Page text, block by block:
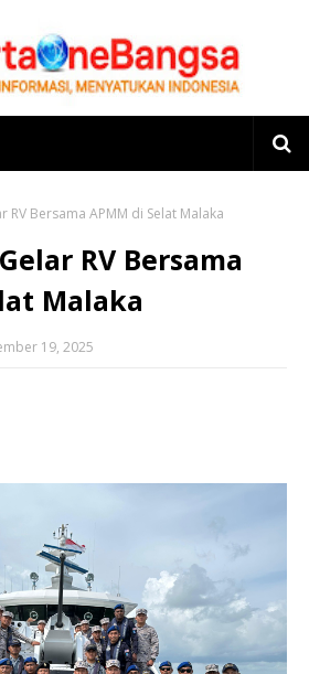
RV Bersama APMM di Selat Malaka
RV Bersama
Malaka
19, 2025